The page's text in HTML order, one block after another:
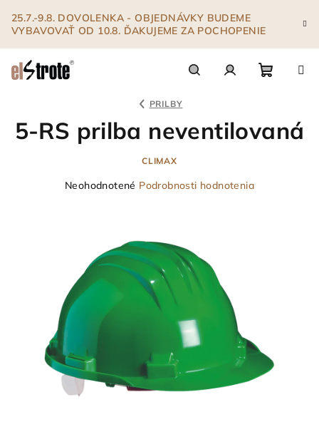
obsah
25.7.-9.8. DOVOLENKA - OBJEDNÁVKY BUDEME
VYBAVOVAŤ OD 10.8. ĎAKUJEME ZA POCHOPENIE
košík
PRILBY
5-RS prilba neventilovaná
CLIMAX
Priemerné
hviezdičiek.
Neohodnotené Podrobnosti hodnotenia